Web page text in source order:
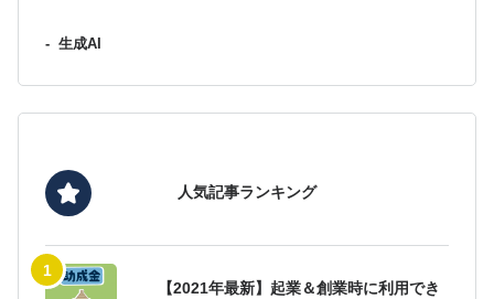
- 生成AI
人気記事ランキング
【2021年最新】起業＆創業時に利用でき